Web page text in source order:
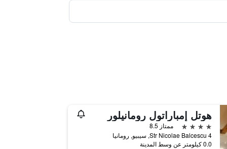
هوتل إمباراتول رومانيلور
4 نجوم
ممتاز 8.5
Str Nicolae Balcescu 4, سيبيو, رومانيا
0.0 كيلومتر عن وسط المدينة